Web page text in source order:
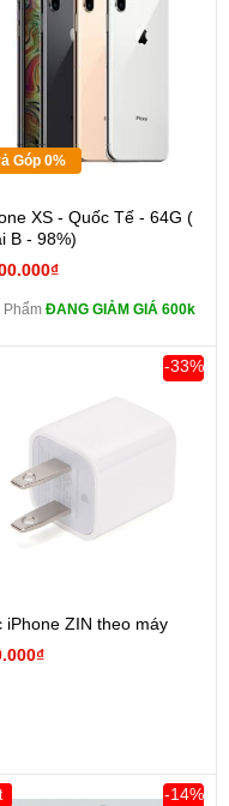
Góp 0%
XS - Quốc Tế - 64G (
B - 98%)
Phẩm ĐANG GIẢM GIÁ 600k
iPhone ZIN theo máy
-33%
-14%